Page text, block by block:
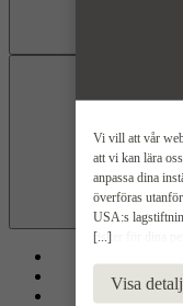
[...]
Vi vill att vår
att vi kan lära
anpassa dina
överföras
USA:s
risker för dina
radering,
godkänna
Visa